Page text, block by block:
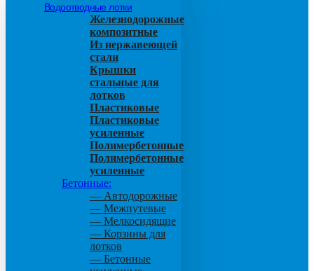
Водоотводные лотки
Железнодорожные
композитные
Из нержавеющей
стали
Крышки
стальные для
лотков
Пластиковые
Пластиковые
усиленные
Полимербетонные
Полимербетонные
усиленные
Бетонные:
— Автодорожные
— Межпутевые
— Мелкосидящие
— Корзины для
лотков
— Бетонные